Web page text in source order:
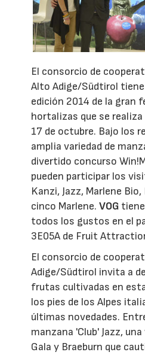
El consorcio de
Alto Adige/Südtirol
edición 2014 de la gran
hortalizas que se realiza
17 de octubre. Bajo los
amplia variedad de
divertido concurso
pueden participar los
Kanzi, Jazz, Marlene
cinco Marlene.VOG
todos los gustos en el
3E05A de Fruit
El consorcio de
Adige/Südtirol invita a
frutas cultivadas en
los pies de los Alpes
últimas novedades.
manzana 'Club' Jazz,
Gala y Braeburn que